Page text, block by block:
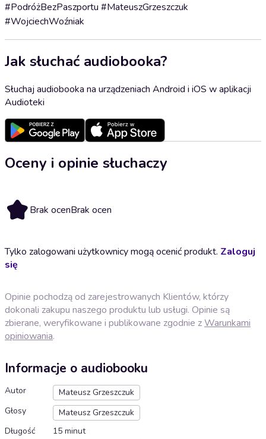
#PodróżBezPaszportu #MateuszGrzeszczuk
#WojciechWoźniak
Jak słuchać audiobooka?
Słuchaj audiobooka na urządzeniach Android i iOS w aplikacji
Audioteki
Oceny i opinie słuchaczy
Brak ocenBrak ocen
Tylko zalogowani użytkownicy mogą ocenić produkt. Zaloguj
się
Opinie pochodzą od zarejestrowanych Klientów, którzy
dokonali zakupu naszego produktu lub usługi. Opinie są
zbierane, weryfikowane i publikowane zgodnie zWarunkami
opiniowania.
Informacje o audiobooku
Autor
Mateusz Grzeszczuk
Głosy
Mateusz Grzeszczuk
Długość
15 minut